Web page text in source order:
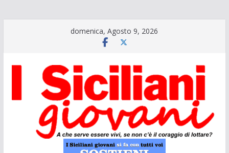
domenica, Agosto 9, 2026